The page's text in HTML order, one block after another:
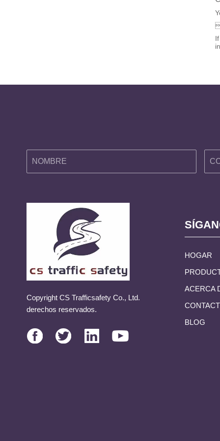
Copyright CS Trafficsafety Co., Ltd.
derechos reservados.
HOGAR
ACERCA
BLOG